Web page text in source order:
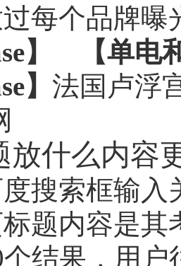
每个品牌曝
】 【单电
】 法国卢浮
放什么内容
搜索框输
题内容是
结果，用